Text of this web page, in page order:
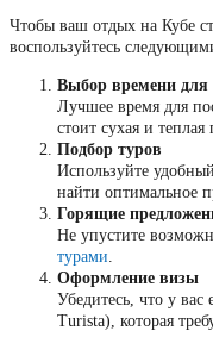
Чтобы ваш отдых на Кубе
воспользуйтесь
Выбор времени для
Лучшее время для
стоит сухая и теплая
Подбор туров
Используйте
найти оптимальное
Горящие
Не упустите
турами.
Оформление визы
Убедитесь, что у вас
Turista), которая